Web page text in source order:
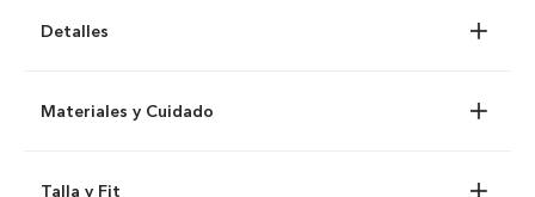
Detalles
Materiales y Cuidado
Talla y Fit